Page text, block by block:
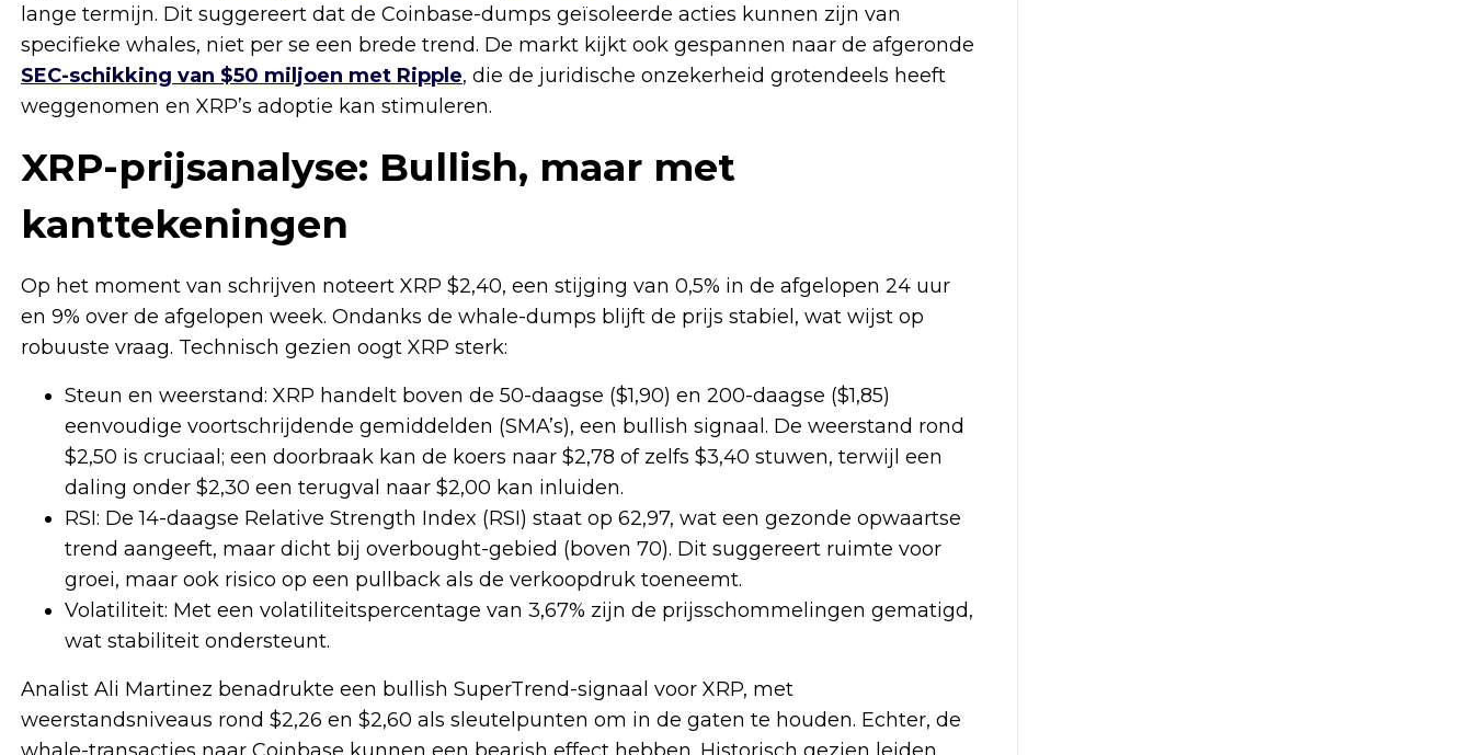
lange termijn. Dit suggereert dat de Coinbase-dumps geïsoleerde acties kunnen zijn van
specifieke whales, niet per se een brede trend. De markt kijkt ook gespannen naar de afgeronde
SEC-schikking van $50 miljoen met Ripple, die de juridische onzekerheid grotendeels heeft
weggenomen en XRP’s adoptie kan stimuleren.
XRP-prijsanalyse: Bullish, maar met
kanttekeningen
Op het moment van schrijven noteert XRP $2,40, een stijging van 0,5% in de afgelopen 24 uur
en 9% over de afgelopen week. Ondanks de whale-dumps blijft de prijs stabiel, wat wijst op
robuuste vraag. Technisch gezien oogt XRP sterk:
Steun en weerstand: XRP handelt boven de 50-daagse ($1,90) en 200-daagse ($1,85)
eenvoudige voortschrijdende gemiddelden (SMA’s), een bullish signaal. De weerstand rond
$2,50 is cruciaal; een doorbraak kan de koers naar $2,78 of zelfs $3,40 stuwen, terwijl een
daling onder $2,30 een terugval naar $2,00 kan inluiden.
RSI: De 14-daagse Relative Strength Index (RSI) staat op 62,97, wat een gezonde opwaartse
trend aangeeft, maar dicht bij overbought-gebied (boven 70). Dit suggereert ruimte voor
groei, maar ook risico op een pullback als de verkoopdruk toeneemt.
Volatiliteit: Met een volatiliteitspercentage van 3,67% zijn de prijsschommelingen gematigd,
wat stabiliteit ondersteunt.
Analist Ali Martinez benadrukte een bullish SuperTrend-signaal voor XRP, met
weerstandsniveaus rond $2,26 en $2,60 als sleutelpunten om in de gaten te houden. Echter, de